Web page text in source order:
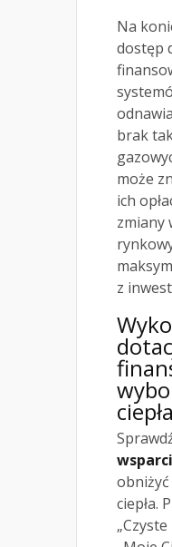
Na
dostęp
brak
może
ich
zmiany
z
ciepła
ciepła.